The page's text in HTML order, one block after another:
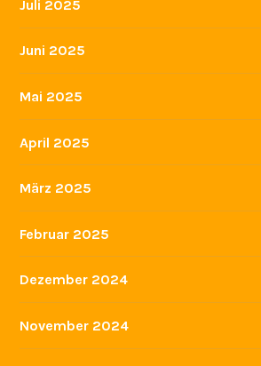
Juli 2026
Juni 2026
Mai 2026
März 2026
Dezember 2025
November 2025